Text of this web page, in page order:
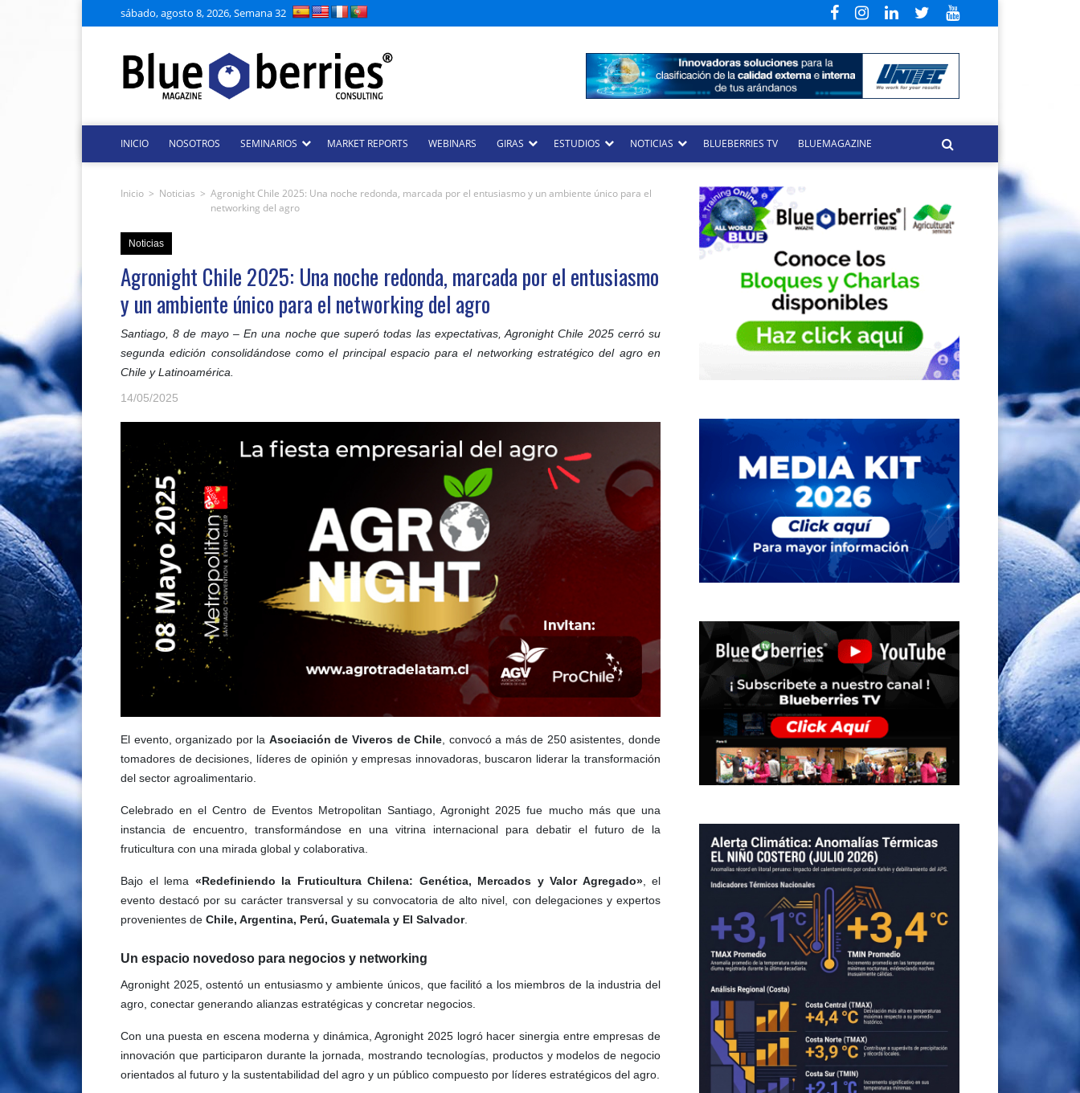
sábado, agosto 8, 2026, Semana 32
INICIO NOSOTROS SEMINARIOS MARKET REPORTS WEBINARS GIRAS ESTUDIOS NOTICIAS BLUEBERRIES TV BLUEMAGAZINE
Inicio > Noticias > Agronight Chile 2025: Una noche redonda, marcada por el entusiasmo y un ambiente único para el
networking del agro
Noticias
Agronight Chile 2025: Una noche redonda, marcada por el entusiasmo
y un ambiente único para el networking del agro
Santiago, 8 de mayo – En una noche que superó todas las expectativas, Agronight Chile 2025 cerró su
segunda edición consolidándose como el principal espacio para el networking estratégico del agro en
Chile y Latinoamérica.
14/05/2025
El evento, organizado por la Asociación de Viveros de Chile , convocó a más de 250 asistentes, donde
tomadores de decisiones, líderes de opinión y empresas innovadoras, buscaron liderar la transformación
del sector agroalimentario.
Celebrado en el Centro de Eventos Metropolitan Santiago, Agronight 2025 fue mucho más que una
instancia de encuentro, transformándose en una vitrina internacional para debatir el futuro de la
fruticultura con una mirada global y colaborativa.
Bajo el lema «Redefiniendo la Fruticultura Chilena: Genética, Mercados y Valor Agregado», el
evento destacó por su carácter transversal y su convocatoria de alto nivel, con delegaciones y expertos
provenientes de Chile, Argentina, Perú, Guatemala y El Salvador.
Un espacio novedoso para negocios y networking
Agronight 2025, ostentó un entusiasmo y ambiente únicos, que facilitó a los miembros de la industria del
agro, conectar generando alianzas estratégicas y concretar negocios.
Con una puesta en escena moderna y dinámica, Agronight 2025 logró hacer sinergia entre empresas de
innovación que participaron durante la jornada, mostrando tecnologías, productos y modelos de negocio
orientados al futuro y la sustentabilidad del agro y un público compuesto por líderes estratégicos del agro.